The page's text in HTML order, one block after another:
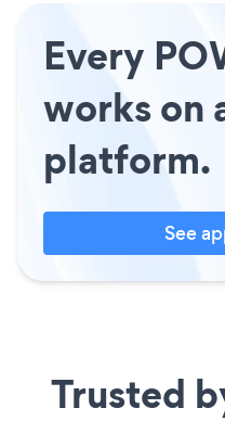
Every
works on
platform.
See
Trusted